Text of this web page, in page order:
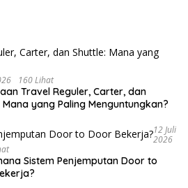
160 Lihat
Travel Reguler, Carter, dan
Mana yang Paling Menguntungkan?
12 Juli
2026
Sistem Penjemputan Door to